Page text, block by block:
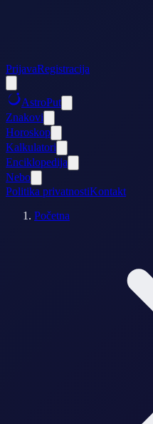
PrijavaRegistracija
AstroPut
Znakovi
Horoskop
Kalkulatori
Enciklopedija
Nebo
Politika privatnostiKontakt
Početna